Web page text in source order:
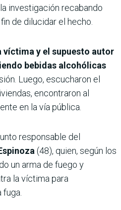
investigación recabando
de dilucidar el hecho.
víctima y el supuesto autor
bebidas alcohólicas
Luego, escucharon el
encontraron al
en la vía pública.
responsable del
(48), quien, según los
un arma de fuego y
la víctima para
fuga.